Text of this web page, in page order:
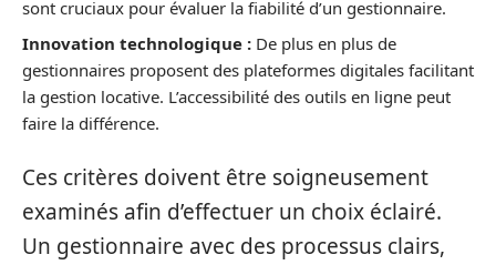
sont cruciaux pour évaluer la fiabilité d’un gestionnaire.
Innovation technologique : De plus en plus de
gestionnaires proposent des plateformes digitales facilitant
la gestion locative. L’accessibilité des outils en ligne peut
faire la différence.
Ces critères doivent être soigneusement
examinés afin d’effectuer un choix éclairé.
Un gestionnaire avec des processus clairs,